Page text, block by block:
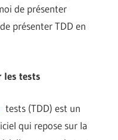
de présenter
présenter TDD en
les tests
tests (TDD) est un
qui repose sur la